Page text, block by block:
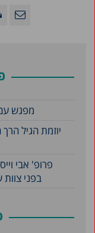
מפגש
יוזמת הגיל
בפני